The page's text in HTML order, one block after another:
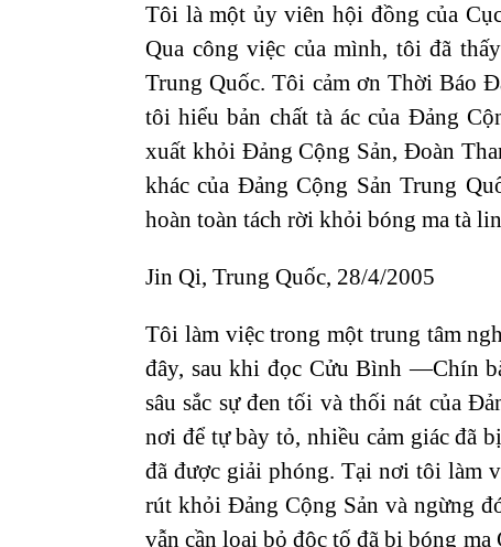
Tôi là một ủy viên hội đồng của
Qua công việc của mình, tôi đã
Trung Quốc. Tôi cảm ơn Thời Báo
tôi hiểu bản chất tà ác của Đảng
xuất khỏi Đảng Cộng Sản, Đoàn
khác của Đảng Cộng Sản Trung
hoàn toàn tách rời khỏi bóng ma tà
Jin Qi, Trung Quốc, 28/4/2005
Tôi làm việc trong một trung tâm
đây, sau khi đọc Cửu Bình —Chín
sâu sắc sự đen tối và thối nát của
nơi để tự bày tỏ, nhiều cảm giác đã
đã được giải phóng. Tại nơi tôi làm
rút khỏi Đảng Cộng Sản và ngừng
vẫn cần loại bỏ độc tố đã bị bóng